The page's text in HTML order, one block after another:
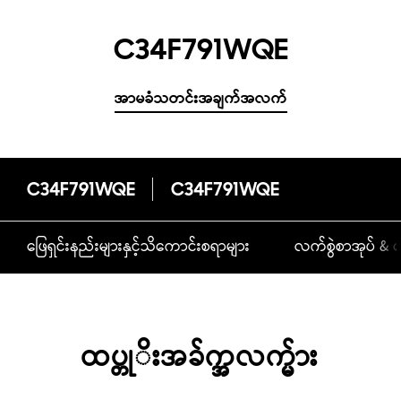
C34F791WQE
အာမခံသတင်းအချက်အလက်
C34F791WQE C34F791WQE
ဖြေရှင်းနည်းများနှင့်သိကောင်းစရာများ လက်စွဲစာအုပ် & ဒ
ထပ္တုိးအခ်က္အလက္မ်ား